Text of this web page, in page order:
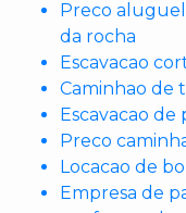
Preco
da rocha
Escavacao
Caminhao de
Escavacao
Preco
Locacao de
Empresa de